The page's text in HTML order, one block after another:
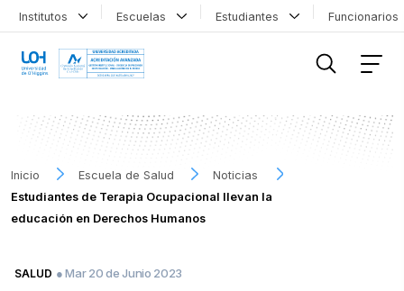
Institutos Escuelas Estudiantes
Inicio Escuela de Salud
Noticias
Estudiantes de Terapia Ocupacional llevan la
educación en Derechos Humanos
SALUD ● Mar 20 de Junio 2023